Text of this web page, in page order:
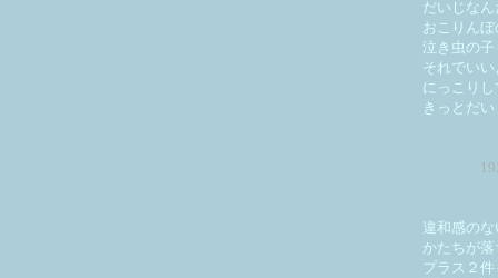
だいじなん
おこりん
泣き虫の
それでいい
にっこり
きっとだい
違和感の
かたちが
プラス２